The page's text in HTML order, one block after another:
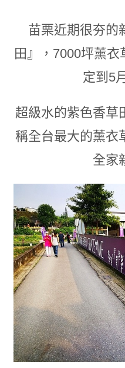
苗栗近期很夯的
田』
， 7000坪薰衣
定到5
超級水的紫色香草
稱全台最大的薰衣
全家